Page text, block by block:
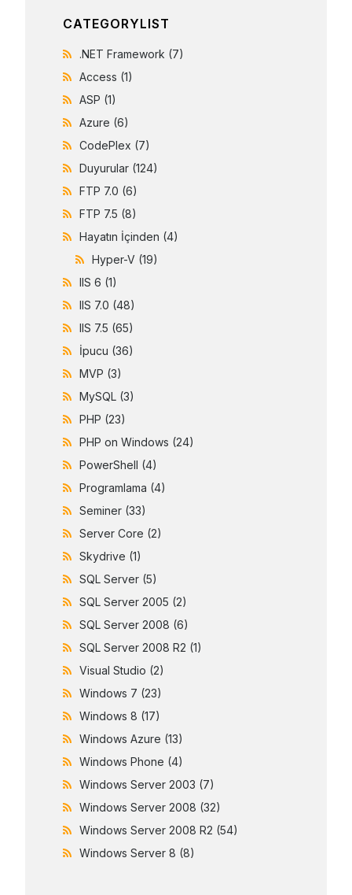
CATEGORYLIST
.NET Framework (7)
Access (1)
ASP (1)
Azure (6)
CodePlex (7)
Duyurular (124)
FTP 7.0 (6)
FTP 7.5 (8)
Hayatın İçinden (4)
Hyper-V (19)
IIS 6 (1)
IIS 7.0 (48)
IIS 7.5 (65)
İpucu (36)
MVP (3)
MySQL (3)
PHP (23)
PHP on Windows (24)
PowerShell (4)
Programlama (4)
Seminer (33)
Server Core (2)
Skydrive (1)
SQL Server (5)
SQL Server 2005 (2)
SQL Server 2008 (6)
SQL Server 2008 R2 (1)
Visual Studio (2)
Windows 7 (23)
Windows 8 (17)
Windows Azure (13)
Windows Phone (4)
Windows Server 2003 (7)
Windows Server 2008 (32)
Windows Server 2008 R2 (54)
Windows Server 8 (8)